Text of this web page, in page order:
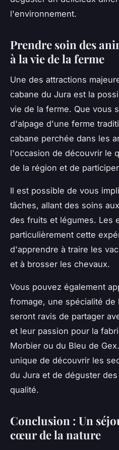
l'environnement.
Prendre soin des
à la vie de la ferme
Une des attractions
cabane du Jura est la
vie de la ferme. Que vous
d'alpage d'une ferme
cabane perchée dans les
l'occasion de découvrir le
de la région et de
Il est possible de vous
tâches, allant des soins
des fruits et légumes. Les
particulièrement cette
d'apprendre à traire les
et à brosser les chevaux.
Vous pouvez également
fromage, une spécialité de
seront ravis de partager
et leur passion pour la
Morbier ou du Bleu de
unique de découvrir les
du Jura et de déguster
qualité.
Conclusion : Un
cœur de la nature